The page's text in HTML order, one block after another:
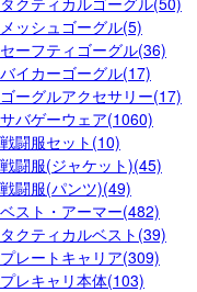
メッシュゴーグル(5)
セーフティゴーグル(36)
バイカーゴーグル(17)
ゴーグルアクセサリー(17)
サバゲーウェア(1060)
戦闘服セット(10)
戦闘服(ジャケット)(45)
戦闘服(パンツ)(49)
ベスト・アーマー(482)
タクティカルベスト(39)
プレートキャリア(309)
プレキャリ本体(103)